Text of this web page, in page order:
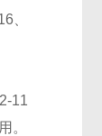
、
11
。